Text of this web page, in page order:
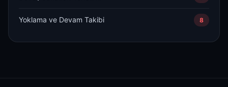
Yoklama ve Devam Takibi 8